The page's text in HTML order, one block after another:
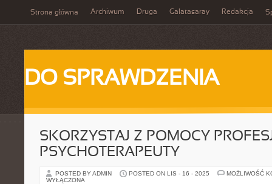
Strona główna Archiwum Druga Galatasaray Redakcja
DO SPRAWDZENIA
SKORZYSTAJ Z POMOCY
PSYCHOTERAPEUTY
POSTED BY ADMIN POSTED ON LIS - 16 - 2025
MOŻLIWOŚĆ
WYŁĄCZONA